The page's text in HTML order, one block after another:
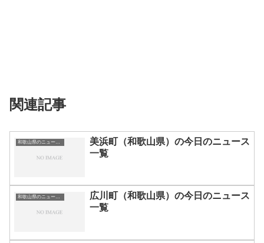
関連記事
和歌山県のニュース一覧
美浜町（和歌山県）の今日のニュース
一覧
和歌山県のニュース一覧
広川町（和歌山県）の今日のニュース
一覧